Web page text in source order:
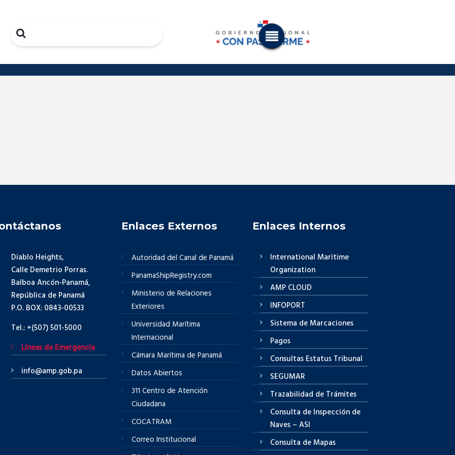
Search
Diablo Heights,
Calle Demetrio Porras.
Balboa Ancón-Panamá,
República de Panamá
P.O. BOX: 0843-00533
Tel.: +(507) 501-5000
Líneas de Emergencia
info@amp.gob.pa
Enlaces Externos
Autoridad del Canal de Panamá
PanamaShipRegistry.com
Ministerio de Relaciones
Exteriores
Universidad Marítima
Internacional
Cámara Marítima de Panamá
Datos Abiertos
311 Centro de Atención
Ciudadana
COCATRAM
Correo Institucional
Enlaces Internos
International Maritime
Organization
AMP CLOUD
INFOPORT
Sistema de Marcaciones
Pagos
Consultas Estatus Tribunal
SEGUMAR
Trazabilidad de Trámites
Consulta de Inspección de
Naves – ASI
Consulta de Mapas